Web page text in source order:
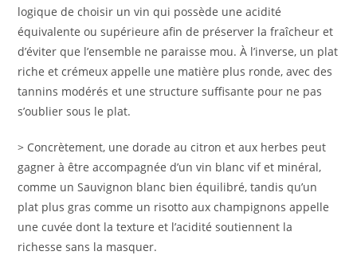
logique de choisir un vin qui possède une acidité
équivalente ou supérieure afin de préserver la fraîcheur et
d’éviter que l’ensemble ne paraisse mou. À l’inverse, un plat
riche et crémeux appelle une matière plus ronde, avec des
tannins modérés et une structure suffisante pour ne pas
s’oublier sous le plat.
> Concrètement, une dorade au citron et aux herbes peut
gagner à être accompagnée d’un vin blanc vif et minéral,
comme un Sauvignon blanc bien équilibré, tandis qu’un
plat plus gras comme un risotto aux champignons appelle
une cuvée dont la texture et l’acidité soutiennent la
richesse sans la masquer.